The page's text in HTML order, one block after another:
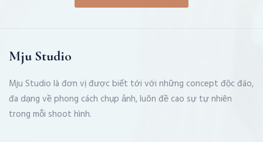
Mju Studio
Mju Studio là đơn vị được biết tới với những concept độc đáo,
đa dạng về phong cách chụp ảnh, luôn đề cao sự tự nhiên
trong mỗi shoot hình.